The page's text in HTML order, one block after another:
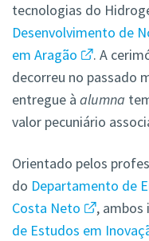
tecnologias do
Desenvolvimento de
em Aragão
. A
decorreu no passado
entregue à alumna
valor pecuniário
Orientado pelos
do Departamento de
Costa Neto
, ambos
de Estudos em